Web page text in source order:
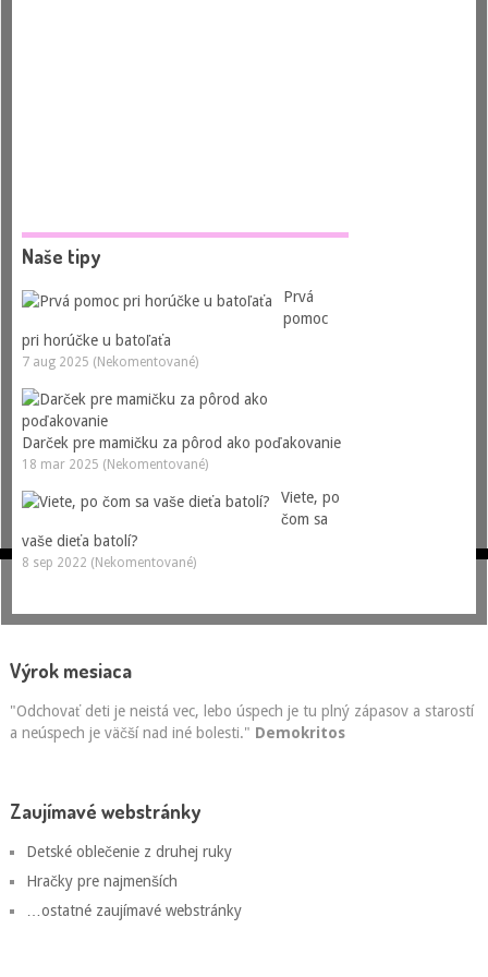
Naše tipy
Prvá
pomoc
pri horúčke u batoľaťa
7 aug 2025 (Nekomentované)
Darček pre mamičku za pôrod ako poďakovanie
18 mar 2025 (Nekomentované)
Viete, po
čom sa
vaše dieťa batolí?
8 sep 2022 (Nekomentované)
Výrok mesiaca
"Odchovať deti je neistá vec, lebo úspech je tu plný zápasov a starostí
a neúspech je väčší nad iné bolesti." Demokritos
Zaujímavé webstránky
Detské oblečenie z druhej ruky
Hračky pre najmenších
…ostatné zaujímavé webstránky